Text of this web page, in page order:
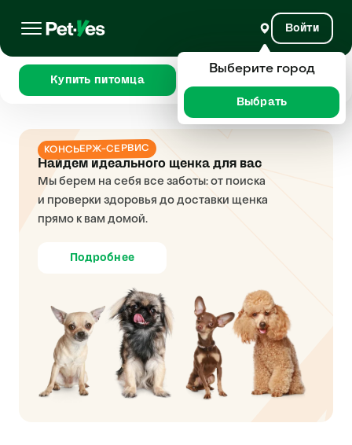
Войти
Купить питомца
КОНСЬЕРЖ-СЕРВИС
Найдем идеального щенка для вас
Мы берем на себя все заботы: от поиска
и проверки здоровья до доставки щенка
прямо к вам домой.
Подробнее
Выберите город
Выбрать